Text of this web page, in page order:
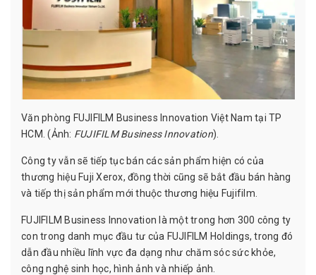
Văn phòng FUJIFILM Business Innovation Việt Nam tại TP
HCM. (Ảnh: FUJIFILM Business Innovation).
Công ty vẫn sẽ tiếp tục bán các sản phẩm hiện có của
thương hiệu Fuji Xerox, đồng thời cũng sẽ bắt đầu bán hàng
và tiếp thị sản phẩm mới thuộc thương hiệu Fujifilm.
FUJIFILM Business Innovation là một trong hơn 300 công ty
con trong danh mục đầu tư của FUJIFILM Holdings, trong đó
dẫn đầu nhiều lĩnh vực đa dạng như chăm sóc sức khỏe,
công nghệ sinh học, hình ảnh và nhiếp ảnh.